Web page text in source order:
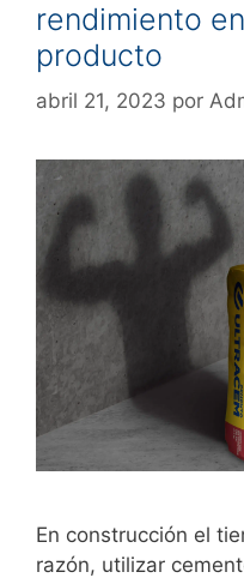
rendimiento
producto
abril 21, 2023 por
En construcción el
razón, utilizar